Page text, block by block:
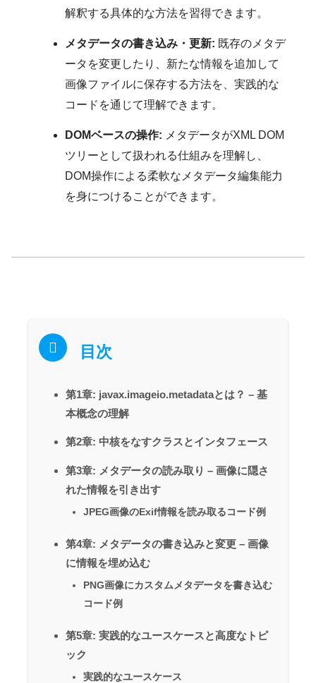
解釈する具体的な方法を習得できます。
メタデータの書き込み・更新: 既存のメタデ
ータを変更したり、新たな情報を追加して
画像ファイルに保存する方法を、実践的な
コードを通じて理解できます。
DOMベースの操作: メタデータがXML DOM
ツリーとして扱われる仕組みを理解し、
DOM操作による柔軟なメタデータ編集能力
を身につけることができます。
目次
第1章: javax.imageio.metadataとは？ – 基
本概念の理解
第2章: 中核をなすクラスとインタフェース
第3章: メタデータの読み取り – 画像に隠さ
れた情報を引き出す
JPEG画像のExif情報を読み取るコード例
第4章: メタデータの書き込みと変更 – 画像
に情報を埋め込む
PNG画像にカスタムメタデータを書き込む
コード例
第5章: 実践的なユースケースと高度なトピ
ック
実践的なユースケース